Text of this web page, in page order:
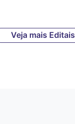
Veja mais Editais